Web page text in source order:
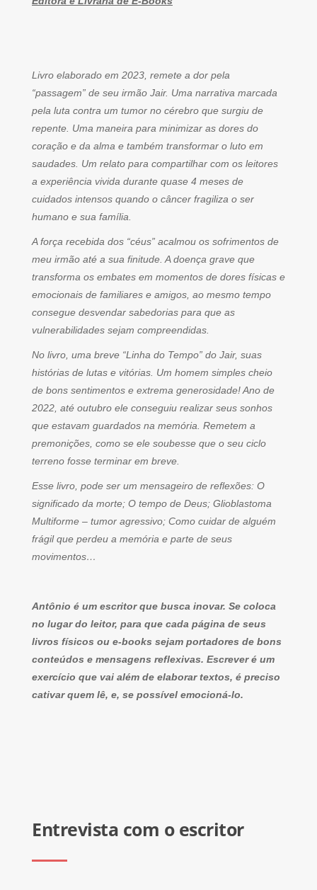
Livro elaborado em 2023, remete a dor pela
“passagem” de seu irmão Jair. Uma narrativa marcada
pela luta contra um tumor no cérebro que surgiu de
repente. Uma maneira para minimizar as dores do
coração e da alma e também transformar o luto em
saudades. Um relato para compartilhar com os leitores
a experiência vivida durante quase 4 meses de
cuidados intensos quando o câncer fragiliza o ser
humano e sua família.
A força recebida dos “céus” acalmou os sofrimentos de
meu irmão até a sua finitude. A doença grave que
transforma os embates em momentos de dores físicas e
emocionais de familiares e amigos, ao mesmo tempo
consegue desvendar sabedorias para que as
vulnerabilidades sejam compreendidas.
No livro, uma breve “Linha do Tempo” do Jair, suas
histórias de lutas e vitórias. Um homem simples cheio
de bons sentimentos e extrema generosidade! Ano de
2022, até outubro ele conseguiu realizar seus sonhos
que estavam guardados na memória. Remetem a
premonições, como se ele soubesse que o seu ciclo
terreno fosse terminar em breve.
Esse livro, pode ser um mensageiro de reflexões: O
significado da morte; O tempo de Deus; Glioblastoma
Multiforme – tumor agressivo; Como cuidar de alguém
frágil que perdeu a memória e parte de seus
movimentos…
Antônio é um escritor que busca inovar. Se coloca
no lugar do leitor, para que cada página de seus
livros físicos ou e-books sejam portadores de bons
conteúdos e mensagens reflexivas. Escrever é um
exercício que vai além de elaborar textos, é preciso
cativar quem lê, e, se possível emocioná-lo.
Entrevista com o escritor